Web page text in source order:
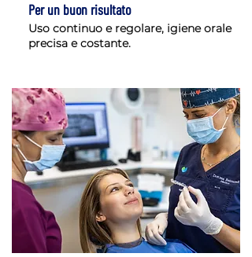
Per un buon risultato
Uso continuo e regolare, igiene orale
precisa e costante.